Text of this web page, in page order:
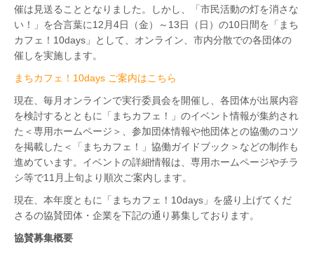
催は見送ることとなりました。しかし、「市民活動の灯を消さな
い！」を合言葉に12月4日（金）～13日（日）の10日間を「まち
カフェ！10days」として、オンライン、市内分散での各団体の
催しを実施します。
まちカフェ！10days ご案内はこちら
現在、毎月オンラインで実行委員会を開催し、各団体が出展内容
を検討するとともに「まちカフェ！」のイベント情報が集約され
た＜専用ホームページ＞、参加団体情報や他団体との協働のコツ
を掲載した＜「まちカフェ！」協働ガイドブック＞などの制作も
進めています。イベントの詳細情報は、専用ホームページやチラ
シ等で11月上旬より順次ご案内します。
現在、本年度ともに「まちカフェ！10days」を盛り上げてくだ
さるの協賛団体・企業を下記の通り募集しております。
協賛募集概要